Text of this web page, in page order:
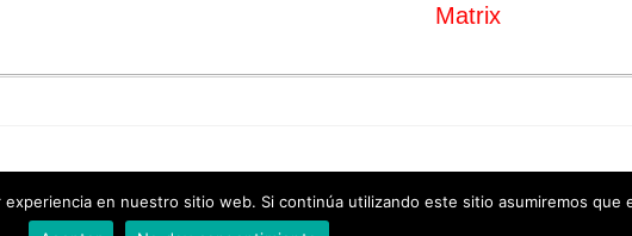
Matrix
en nuestro sitio web. Si continúa utilizando este sitio asumiremos que